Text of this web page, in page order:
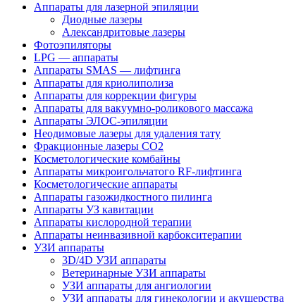
Аппараты для лазерной эпиляции
Диодные лазеры
Александритовые лазеры
Фотоэпиляторы
LPG — аппараты
Аппараты SMAS — лифтинга
Аппараты для криолиполиза
Аппараты для коррекции фигуры
Аппараты для вакуумно-роликового массажа
Аппараты ЭЛОС-эпиляции
Неодимовые лазеры для удаления тату
Фракционные лазеры CO2
Косметологические комбайны
Аппараты микроигольчатого RF-лифтинга
Косметологические аппараты
Аппараты газожидкостного пилинга
Аппараты УЗ кавитации
Аппараты кислородной терапии
Аппараты неинвазивной карбокситерапии
УЗИ аппараты
3D/4D УЗИ аппараты
Ветеринарные УЗИ аппараты
УЗИ аппараты для ангиологии
УЗИ аппараты для гинекологии и акушерства